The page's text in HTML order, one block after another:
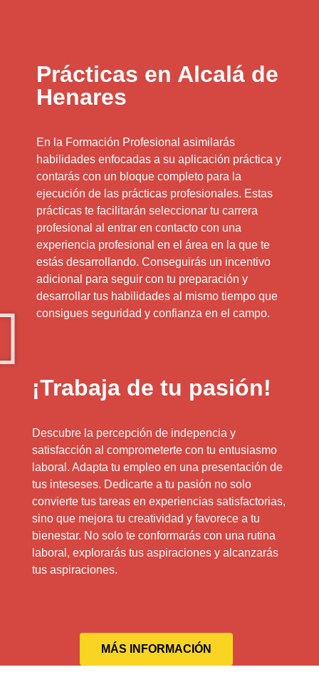
Prácticas en Alcalá de
Henares
En la Formación Profesional asimilarás
habilidades enfocadas a su aplicación práctica y
contarás con un bloque completo para la
ejecución de las prácticas profesionales. Estas
prácticas te facilitarán seleccionar tu carrera
profesional al entrar en contacto con una
experiencia profesional en el área en la que te
estás desarrollando. Conseguirás un incentivo
adicional para seguir con tu preparación y
desarrollar tus habilidades al mismo tiempo que
consigues seguridad y confianza en el campo.
¡Trabaja de tu pasión!
Descubre la percepción de indepencia y
satisfacción al comprometerte con tu entusiasmo
laboral. Adapta tu empleo en una presentación de
tus inteseses. Dedicarte a tu pasión no solo
convierte tus tareas en experiencias satisfactorias,
sino que mejora tu creatividad y favorece a tu
bienestar. No solo te conformarás con una rutina
laboral, explorarás tus aspiraciones y alcanzarás
tus aspiraciones.
MÁS INFORMACIÓN